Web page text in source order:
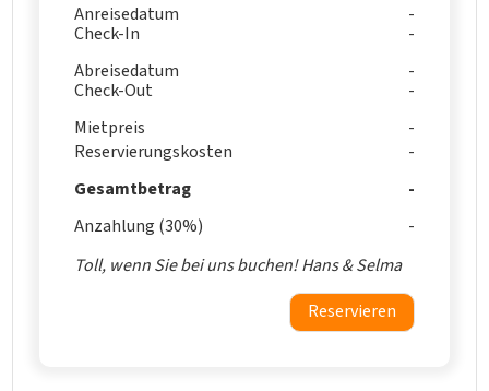
Anreisedatum
Check-In
Abreisedatum
Check-Out
Mietpreis
Reservierungskosten
Gesamtbetrag
Anzahlung (30%)
Toll, wenn Sie bei uns buchen! Hans & Selma
Reservieren